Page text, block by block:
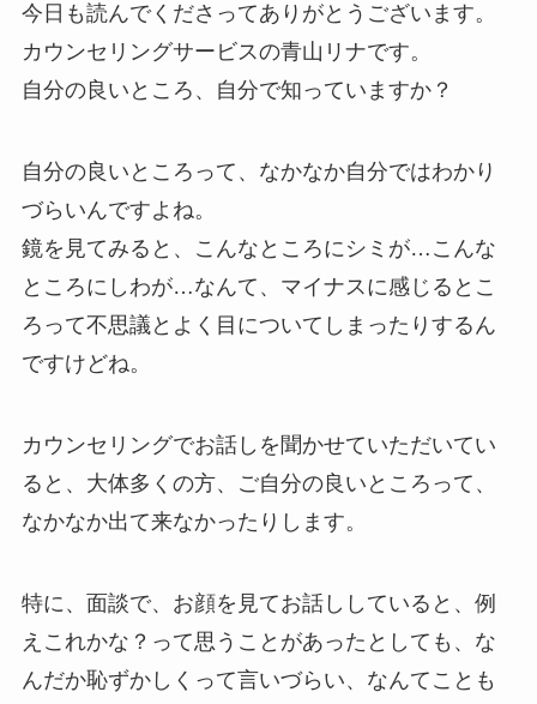
今日も読んでくださってありがとうございます。
カウンセリングサービスの青山リナです。
自分の良いところ、自分で知っていますか？
自分の良いところって、なかなか自分ではわかり
づらいんですよね。
鏡を見てみると、こんなところにシミが…こんな
ところにしわが…なんて、マイナスに感じるとこ
ろって不思議とよく目についてしまったりするん
ですけどね。
カウンセリングでお話しを聞かせていただいてい
ると、大体多くの方、ご自分の良いところって、
なかなか出て来なかったりします。
特に、面談で、お顔を見てお話ししていると、例
えこれかな？って思うことがあったとしても、な
んだか恥ずかしくって言いづらい、なんてことも